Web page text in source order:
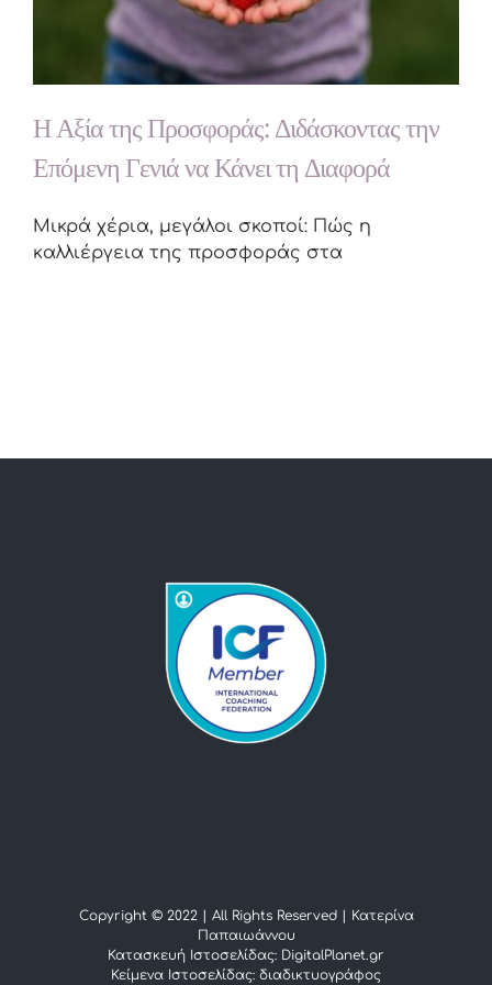
Η Αξία της Προσφοράς: Διδάσκοντας την
Επόμενη Γενιά να Κάνει τη Διαφορά
Μικρά χέρια, μεγάλοι σκοποί: Πώς η
καλλιέργεια της προσφοράς στα
Copyright © 2022 | All Rights Reserved |
Κατερίνα
Παπαιωάννου
Κατασκευή Ιστοσελίδας: DigitalPlanet.gr
Κείμενα Ιστοσελίδας: διαδικτυογράφος